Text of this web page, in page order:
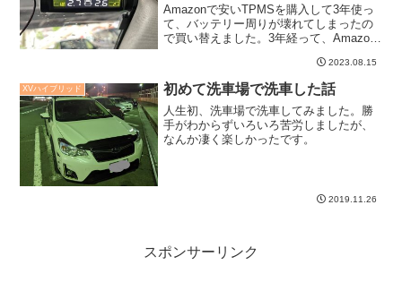
トについて。
Amazonで安いTPMSを購入して3年使っ
て、バッテリー周りが壊れてしまったの
で買い替えました。3年経って、Amazon
待しつつ、売れ筋TPMSを購入してみた
ものの、結局満足できませんでした。そ
んな話...
2023.08.15
XVハイブリッド 初めて洗車場で洗車した話
人生初、洗車場で洗車してみました。勝
手がわからずいろいろ苦労しましたが、
なんか凄く楽しかったです。
2019.11.26
スポンサーリンク